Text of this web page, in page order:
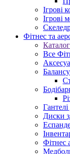
Ігрові
Ігрові
Фітнес та
Каталог
Все
Диски
Фітнес